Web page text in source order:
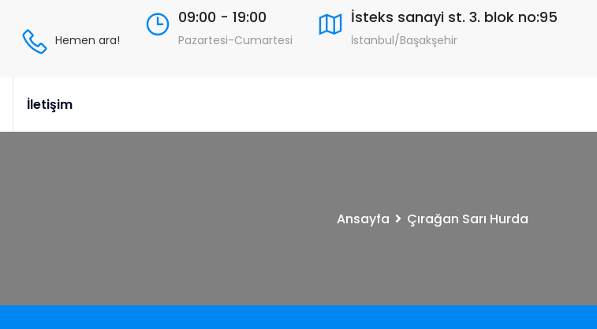
Hemen ara!
09:00 - 19:00
Pazartesi-Cumartesi
İsteks sanayi st. 3. blok no:95
İstanbul/Başakşehir
İletişim
Ansayfa Çırağan Sarı Hurda